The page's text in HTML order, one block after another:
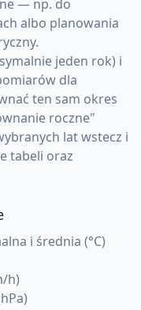
— np. do
albo planowania
jeden rok) i
dla
ten sam okres
roczne"
lat wstecz i
tabeli oraz
i średnia (°C)
h)